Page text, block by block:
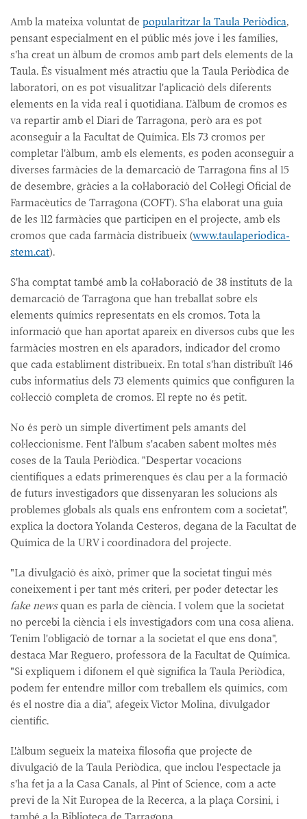
Amb la mateixa voluntat de popularitzar la Taula Periòdica,
pensant especialment en el públic més jove i les famílies,
s'ha creat un àlbum de cromos amb part dels elements de la
Taula. És visualment més atractiu que la Taula Periòdica de
laboratori, on es pot visualitzar l'aplicació dels diferents
elements en la vida real i quotidiana. L'àlbum de cromos es
va repartir amb el Diari de Tarragona, però ara es pot
aconseguir a la Facultat de Química. Els 73 cromos per
completar l'àlbum, amb els elements, es poden aconseguir a
diverses farmàcies de la demarcació de Tarragona fins al 15
de desembre, gràcies a la col·laboració del Col·legi Oficial de
Farmacèutics de Tarragona (COFT). S'ha elaborat una guia
de les 112 farmàcies que participen en el projecte, amb els
cromos que cada farmàcia distribueix (www.taulaperiodica-
stem.cat).
S'ha comptat també amb la col·laboració de 38 instituts de la
demarcació de Tarragona que han treballat sobre els
elements químics representats en els cromos. Tota la
informació que han aportat apareix en diversos cubs que les
farmàcies mostren en els aparadors, indicador del cromo
que cada establiment distribueix. En total s'han distribuït 146
cubs informatius dels 73 elements químics que configuren la
col·lecció completa de cromos. El repte no és petit.
No és però un simple divertiment pels amants del
col·leccionisme. Fent l'àlbum s'acaben sabent moltes més
coses de la Taula Periòdica. "Despertar vocacions
científiques a edats primerenques és clau per a la formació
de futurs investigadors que dissenyaran les solucions als
problemes globals als quals ens enfrontem com a societat",
explica la doctora Yolanda Cesteros, degana de la Facultat de
Química de la URV i coordinadora del projecte.
"La divulgació és això, primer que la societat tingui més
coneixement i per tant més criteri, per poder detectar les
fake newsquan es parla de ciència. I volem que la societat
no percebi la ciència i els investigadors com una cosa aliena.
Tenim l'obligació de tornar a la societat el que ens dona",
destaca Mar Reguero, professora de la Facultat de Química.
"Si expliquem i difonem el què significa la Taula Periòdica,
podem fer entendre millor com treballem els químics, com
és el nostre dia a dia", afegeix Víctor Molina, divulgador
científic.
L'àlbum segueix la mateixa filosofia que projecte de
divulgació de la Taula Periòdica, que inclou l'espectacle ja
s'ha fet ja a la Casa Canals, al Pint of Science, com a acte
previ de la Nit Europea de la Recerca, a la plaça Corsini, i